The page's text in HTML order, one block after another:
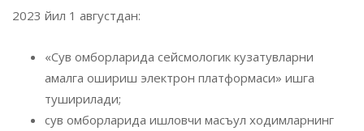
2023 йил 1 августдан:
«Сув омборларида сейсмологик кузатувларни
амалга ошириш электрон платформаси» ишга
туширилади;
сув омборларида ишловчи масъул ходимларнинг